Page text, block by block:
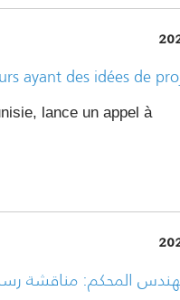
ayant des idées de
, lance un appel à
المحكم: مناقشة